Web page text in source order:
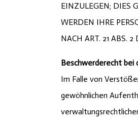
EINZULEGEN; DIES
WERDEN IHRE
NACH ART. 21 ABS. 2
Beschwerderecht bei
Im Falle von
gewöhnlichen